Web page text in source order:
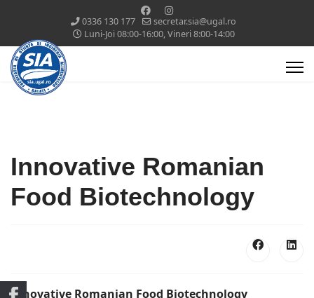
0336 130 177
secretar.sia@ugal.ro
Luni-Joi 08:00-16:00, Vineri 8:00-14:00
Innovative Romanian
Food Biotechnology
Innovative Romanian Food Biotechnology